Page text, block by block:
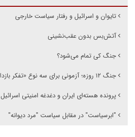
تایوان و اسرائیل و رفتار سیاست خارجی
آتش‌بس بدون عقب‌نشینی
جنگ کی تمام می‌شود؟
جنگ ۱۲ روزه؛ آزمونی برای سه نوع «تفکر بازدارندگی»
پرونده هسته‌ای ایران و دغدغه امنیتی اسرائیل
"ابرسیاست" در مقابل سیاست "مرد دیوانه"